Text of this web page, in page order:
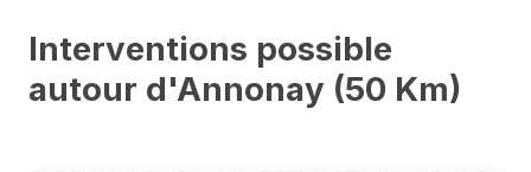
Interventions possible
autour d'Annonay (50 Km)